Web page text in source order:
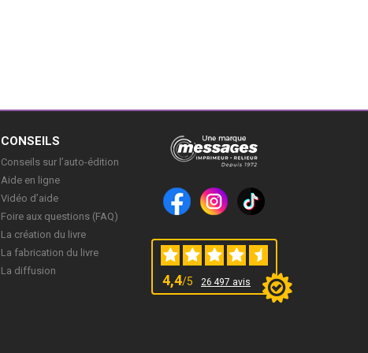
CONSEILS
Conseils sur l’auto-édition
Aide en ligne
Vidéo d’aide
Foire aux questions (FAQ)
La création du livre
La fabrication du livre
La diffusion
4,4/5 26 497 avis